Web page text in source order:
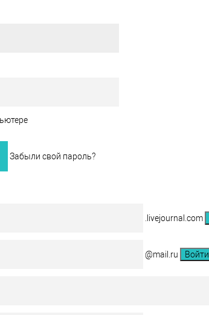
Забыли свой пароль?
.livejournal.com
@mail.ru